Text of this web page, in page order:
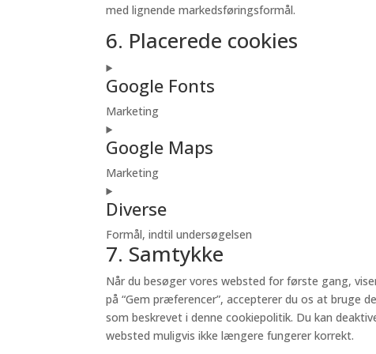
med lignende markedsføringsformål.
6. Placerede cookies
Google Fonts
Marketing
Consent
to
service
fonts
Google Maps
Marketing
Consent
to
service
google-
maps
Diverse
Formål, indtil undersøgelsen
Consent
service
diverse
7. Samtykke
Når du besøger vores websted for første gang,
på “Gem præferencer”, accepterer du os at bruge
som beskrevet i denne cookiepolitik. Du kan
websted muligvis ikke længere fungerer korrekt.